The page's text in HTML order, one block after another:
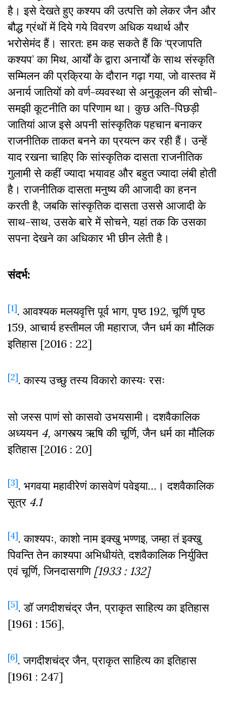
है। इसे देखते हुए कश्यप की उत्पत्ति को लेकर जैन और
बौद्ध ग्रंथों में दिये गये विवरण अधिक यथार्थ और
भरोसेमंद हैं। सारत: हम कह सकते हैं कि ‘प्रजापति
कश्यप’ का मिथ, आर्यों के द्वारा अनार्यों के साथ संस्कृति
सम्मिलन की प्रक्रिया के दौरान गढ़ा गया, जो वास्तव में
अनार्य जातियों को वर्ण-व्यवस्था से अनुकूलन की सोची-
समझी कूटनीति का परिणाम था। कुछ अति-पिछड़ी
जातियां आज इसे अपनी सांस्कृतिक पहचान बनाकर
राजनीतिक ताकत बनने का प्रयत्न कर रही हैं। उन्हें
याद रखना चाहिए कि सांस्कृतिक दासता राजनीतिक
गुलामी से कहीं ज्यादा भयावह और बहुत ज्यादा लंबी होती
है। राजनीतिक दासता मनुष्य की आजादी का हनन
करती है, जबकि सांस्कृतिक दासता उससे आजादी के
साथ-साथ, उसके बारे में सोचने, यहां तक कि उसका
सपना देखने का अधिकार भी छीन लेती है।
संदर्भ:
[1]. आवश्यक मलयवृत्ति पूर्व भाग, पृष्ठ 192, चूर्णि पृष्ठ
159, आचार्य हस्तीमल जी महाराज, जैन धर्म का मौलिक
इतिहास [2016 : 22]
[2]. कास्य उच्छु तस्य विकारो कास्यः रसः
सो जस्स पाणं सो कासवो उभयसामी। दशवैकालिक
अध्ययन 4, अगस्त्य ऋषि की चूर्णि,जैन धर्म का मौलिक
इतिहास [2016 : 20]
[3]. भगवया महावीरेणं कासवेणं पवेइया…। दशवैकालिक
सूत्र 4.1
[4]. काश्यपः, काशो नाम इक्खु भण्णइ, जम्हा तं इक्खु
पिवन्ति तेन काश्यपा अभिधीयंते, दशवैकालिक निर्युक्ति
एवं चूर्णि,जिनदासगणि [1933 : 132]
[5]. डॉ जगदीशचंद्र जैन, प्राकृत साहित्य का इतिहास
[1961 : 156],
[6]. जगदीशचंद्र जैन, प्राकृत साहित्य का इतिहास
[1961 : 247]